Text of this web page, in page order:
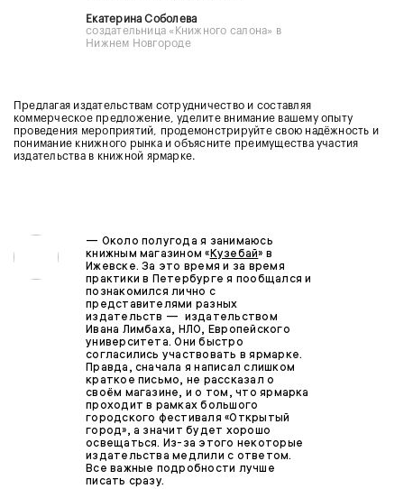
Екатерина Соболева
создательница «Книжного салона» в
Нижнем Новгороде
Предлагая издательствам сотрудничество и составляя
коммерческое предложение, уделите внимание вашему опыту
проведения мероприятий, продемонстрируйте свою надёжность и
понимание книжного рынка и объясните преимущества участия
издательства в книжной ярмарке.
— Около полугода я занимаюсь
книжным магазином «Кузебай» в
Ижевске. За это время и за время
практики в Петербурге я пообщался и
познакомился лично с
представителями разных
издательств — издательством
Ивана Лимбаха, НЛО, Европейского
университета. Они быстро
согласились участвовать в ярмарке.
Правда, сначала я написал слишком
краткое письмо, не рассказал о
своём магазине, и о том, что ярмарка
проходит в рамках большого
городского фестиваля «Открытый
город», а значит будет хорошо
освещаться. Из-за этого некоторые
издательства медлили с ответом.
Все важные подробности лучше
писать сразу.